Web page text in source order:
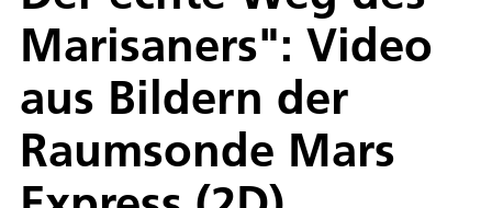
Marisaners": Video
aus Bildern der
Raumsonde Mars